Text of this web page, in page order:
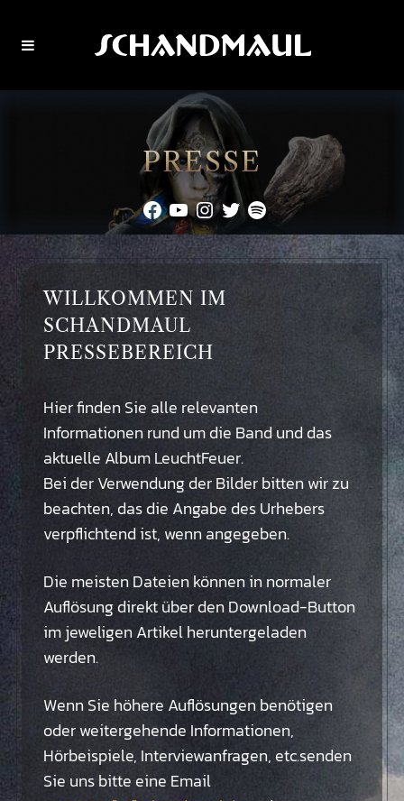
PRESSE
Facebook
YouTube
Instagram
Twitter
Spotify
WILLKOMMEN IM
SCHANDMAUL
PRESSEBEREICH
Hier finden Sie alle relevanten
Informationen rund um die Band und das
aktuelle Album LeuchtFeuer.
Bei der Verwendung der Bilder bitten wir zu
beachten, das die Angabe des Urhebers
verpflichtend ist, wenn angegeben.
Die meisten Dateien können in normaler
Auflösung direkt über den Download-Button
im jeweligen Artikel heruntergeladen
werden.
Wenn Sie höhere Auflösungen benötigen
oder weitergehende Informationen,
Hörbeispiele, Interviewanfragen, etc.senden
Sie uns bitte eine Email